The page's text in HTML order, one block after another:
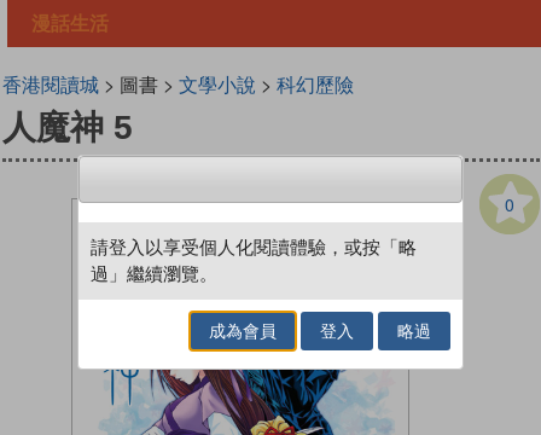
漫話生活
香港閱讀城> 圖書 > 文學小說 > 科幻歷險
人魔神 5
0
請登入以享受個人化閱讀體驗，或按「略
過」繼續瀏覽。
成為會員 登入 略過